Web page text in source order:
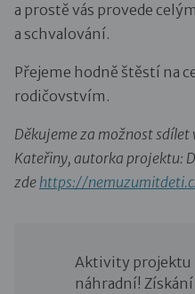
a prostě vás provede
a schvalování.
Přejeme hodně štěstí na
rodičovstvím.
Děkujeme za možnost sdílet
Kateřiny, autorka projektu:
zde https://
Aktivity projektu
náhradní!